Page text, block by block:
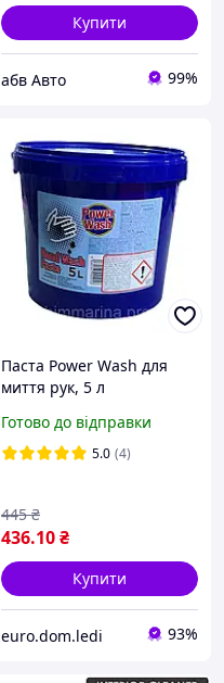
Купити
абв Авто 99%
Паста Power Wash для
миття рук, 5 л
Готово до відправки
5.0 (4)
436.10₴
445 ₴
Купити
euro.dom.ledi 93%